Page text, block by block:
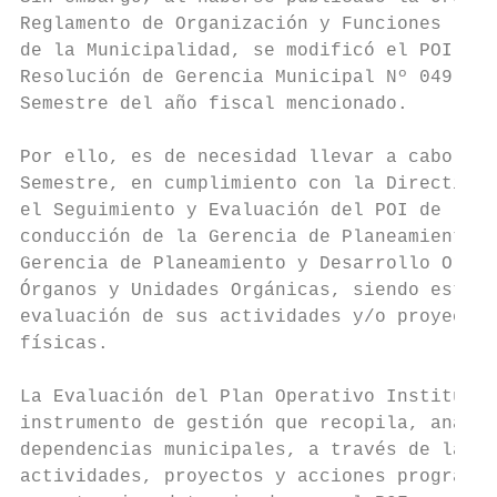
Reglamento de Organización y Funciones -
de la Municipalidad, se modificó el POI
Resolución de Gerencia Municipal Nº 049-
Semestre del año fiscal mencionado.
Por ello, es de necesidad llevar a cabo
Semestre, en cumplimiento con la Directiva
el Seguimiento y Evaluación del POI de
conducción de la Gerencia de
Gerencia de Planeamiento y Desarrollo
Órganos y Unidades Orgánicas, siendo
evaluación de sus actividades y/o
físicas.
La Evaluación del Plan Operativo
instrumento de gestión que recopila,
dependencias municipales, a través de la
actividades, proyectos y acciones